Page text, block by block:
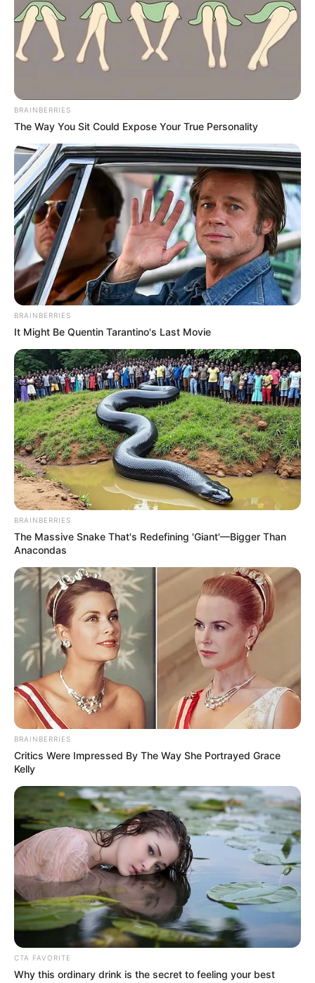
BRAINBERRIES
The Way You Sit Could Expose Your True Personality
BRAINBERRIES
It Might Be Quentin Tarantino's Last Movie
BRAINBERRIES
The Massive Snake That's Redefining 'Giant'—Bigger Than
Anacondas
BRAINBERRIES
Critics Were Impressed By The Way She Portrayed Grace
Kelly
CTA FAVORITE
Why this ordinary drink is the secret to feeling your best